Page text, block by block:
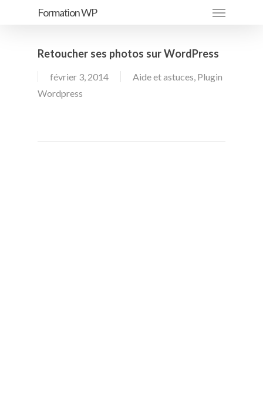
principal
Formation WP Menu
Retoucher ses photos sur WordPress
février 3, 2014 Aide et astuces, Plugin
Wordpress